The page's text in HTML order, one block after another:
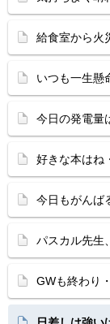
給食室から
いつも一生懸
今日の発電
好きな本は
今日もがんば
パスカル先
GWも終わり